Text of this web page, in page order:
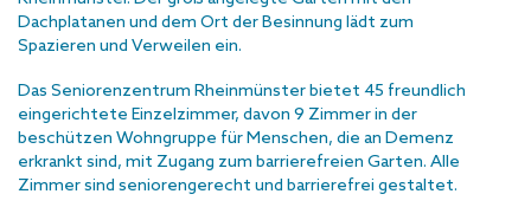
Dachplatanen und dem Ort der Besinnung lädt zum
Spazieren und Verweilen ein.
Das Seniorenzentrum Rheinmünster bietet 45 freundlich
eingerichtete Einzelzimmer, davon 9 Zimmer in der
beschützen Wohngruppe für Menschen, die an Demenz
erkrankt sind, mit Zugang zum barrierefreien Garten. Alle
Zimmer sind seniorengerecht und barrierefrei gestaltet.